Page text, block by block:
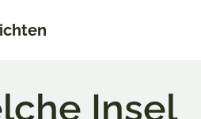
Insel